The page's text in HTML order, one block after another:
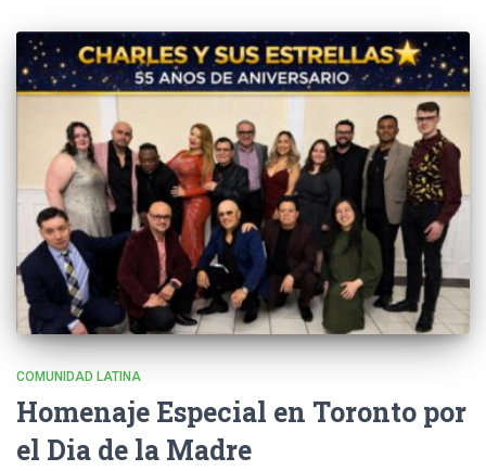
COMUNIDAD LATINA
Homenaje Especial en Toronto por
el Dia de la Madre